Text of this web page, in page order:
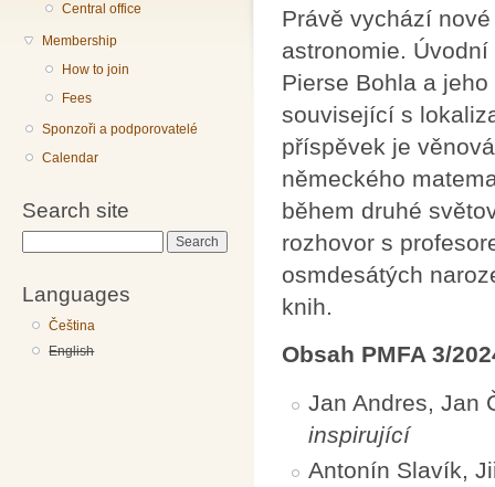
Central office
Membership
How to join
Fees
Sponzoři a podporovatelé
Calendar
Search site
Languages
Čeština
English
Právě vychází
astronomie.
Pierse Bohla a
související s
příspěvek je
německého
během druhé
rozhovor s
osmdesátých
knih.
Obsah PMFA 3/
Jan Andres, Jan
inspirující
Antonín Slavík,